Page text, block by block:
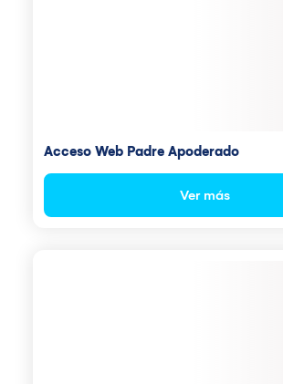
Acceso Web Padre Apoderado
Ver más